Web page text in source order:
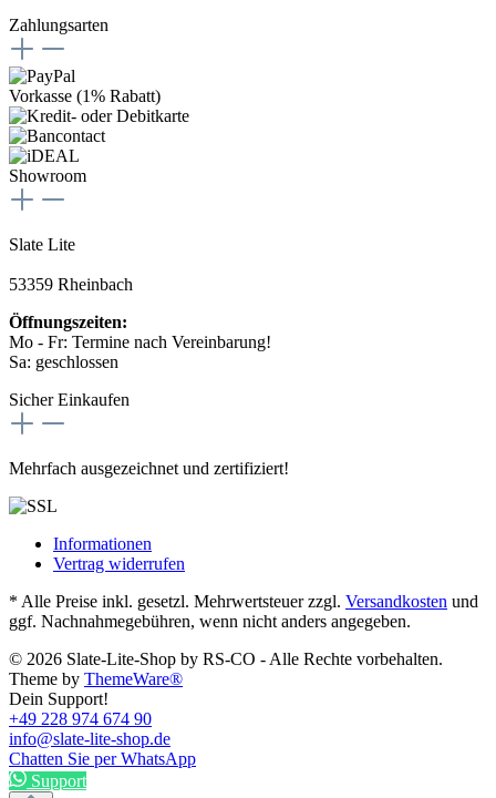
Zahlungsarten
Vorkasse (1% Rabatt)
Showroom
Slate Lite
53359 Rheinbach
Öffnungszeiten:
Mo - Fr: Termine nach Vereinbarung!
Sa: geschlossen
Sicher Einkaufen
Mehrfach ausgezeichnet und zertifiziert!
Informationen
Vertrag widerrufen
* Alle Preise inkl. gesetzl. Mehrwertsteuer zzgl. Versandkosten und
ggf. Nachnahmegebühren, wenn nicht anders angegeben.
© 2026 Slate-Lite-Shop by RS-CO - Alle Rechte vorbehalten.
Theme by ThemeWare®
Dein Support!
+49 228 974 674 90
info@slate-lite-shop.de
Chatten Sie per WhatsApp
Support